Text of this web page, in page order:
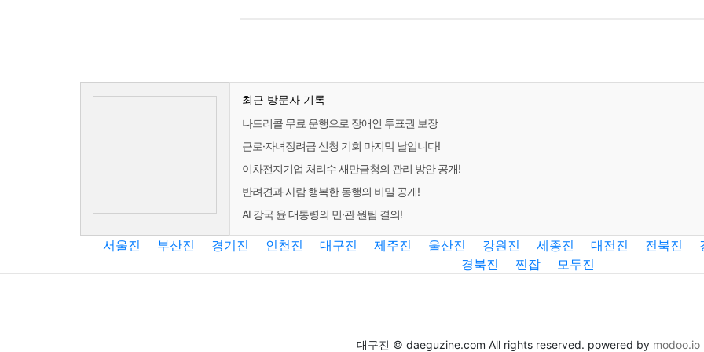
최근 방문자 기록
나드리콜 무료 운행으로 장애인 투표권 보장
근로·자녀장려금 신청 기회 마지막 날입니다!
이차전지기업 처리수 새만금청의 관리 방안 공개!
반려견과 사람 행복한 동행의 비밀 공개!
AI 강국 윤 대통령의 민·관 원팀 결의!
서울진 부산진 경기진 인천진 대구진 제주진 울산진 강원진 세종진 대전진 전북진
경북진
찐잡 모두진
대구진 © daeguzine.com All rights reserved. powered by modoo.io